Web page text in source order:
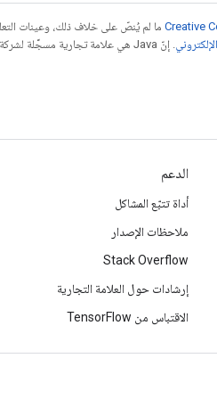
ما لم يُنصّ على خلاف ذلك، وعينات
الدعم
أداة تتبّع المشاكل
ملاحظات الإصدار
Stack Overflow
إرشادات حول العلامة التجارية
الاقتباس من TensorFlow